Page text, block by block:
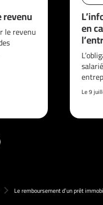
revenu
le revenu en
Le 9
Le remboursement d’un prêt